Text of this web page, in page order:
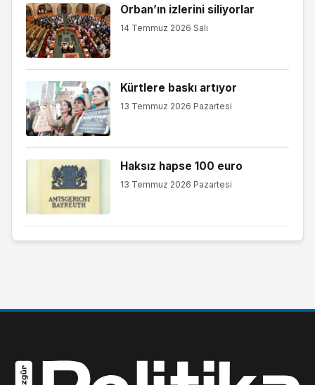
Orban’ın izlerini siliyorlar
14 Temmuz 2026 Salı
Kürtlere baskı artıyor
13 Temmuz 2026 Pazartesi
Haksız hapse 100 euro
13 Temmuz 2026 Pazartesi